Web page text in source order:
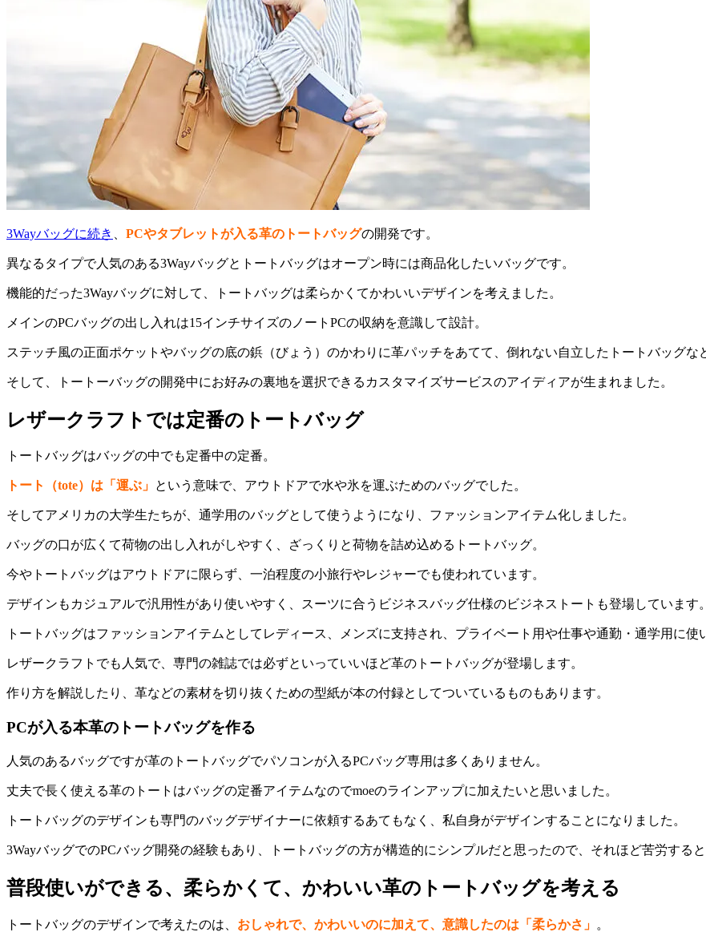
3Wayバッグに続き PCやタブレットが入る革のトートバッグの開発です。
異なるタイプで人気のある3Wayバッグとトートバッグはオープン時には商品化したいバッグです。
機能的だった3Wayバッグに対して、トートバッグは柔らかくてかわいいデザインを考えました。
メインのPCバッグの出し入れは15インチサイズのノートPCの収納を意識して設計。
ステッチ風の正面ポケットやバッグの底の鋲（びょう）のかわりに革パッチをあてて、倒れない自立したトートバッグな
そして、トートーバッグの開発中にお好みの裏地を選択できるカスタマイズサービスのアイディアが生まれました。
レザークラフトでは定番のトートバッグ
トートバッグはバッグの中でも定番中の定番。
トート（tote）は「運ぶ」 という意味で、アウトドアで水や氷を運ぶためのバッグでした。
そしてアメリカの大学生たちが、通学用のバッグとして使うようになり、ファッションアイテム化しました。
バッグの口が広くて荷物の出し入れがしやすく、ざっくりと荷物を詰め込めるトートバッグ。
今やトートバッグはアウトドアに限らず、一泊程度の小旅行やレジャーでも使われています。
デザインもカジュアルで汎用性があり使いやすく、スーツに合うビジネスバッグ仕様のビジネストートも登場しています。
トートバッグはファッションアイテムとしてレディース、メンズに支持され、プライベート用や仕事や通勤・通学用に使
レザークラフトでも人気で、専門の雑誌では必ずといっていいほど革のトートバッグが登場します。
作り方を解説したり、革などの素材を切り抜くための型紙が本の付録としてついているものもあります。
PCが入る本革のトートバッグを作る
人気のあるバッグですが革のトートバッグでパソコンが入るPCバッグ専用は多くありません。
丈夫で長く使える革のトートはバッグの定番アイテムなのでmoeのラインアップに加えたいと思いました。
トートバッグのデザインも専門のバッグデザイナーに依頼するあてもなく、私自身がデザインすることになりました。
3WayバッグでのPCバッグ開発の経験もあり、トートバッグの方が構造的にシンプルだと思ったので、それほど苦労する
普段使いができる、柔らかくて、かわいい革のトートバッグを考える
トートバッグのデザインで考えたのは、 おしゃれで、かわいいのに加えて、意識したのは「柔らかさ」 。